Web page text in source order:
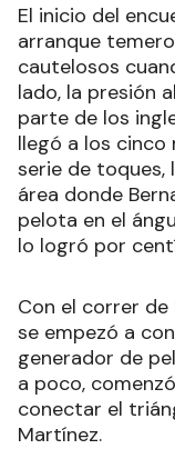
El inicio del
arranque
cautelosos
lado, la presión
parte de los
llegó a los cinco
serie de toques,
área donde
pelota en el
lo logró por
Con el correr de
se empezó a
generador de
a poco,
conectar el
Martínez.